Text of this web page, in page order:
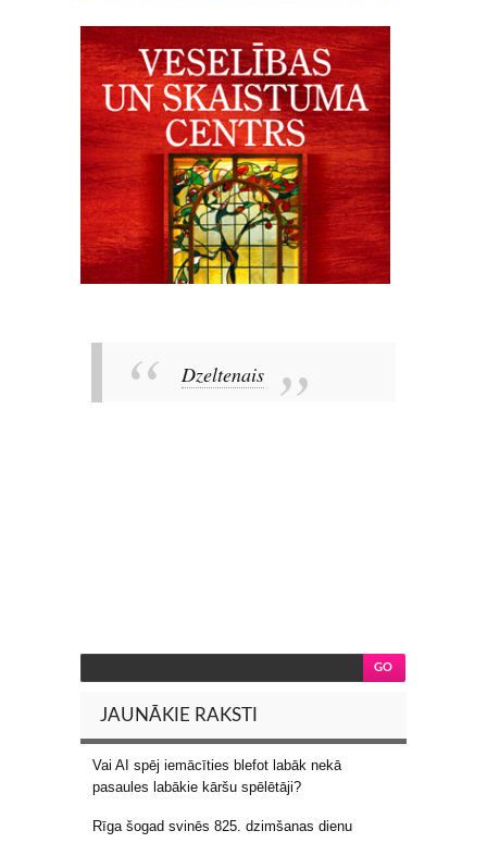
Dzeltenais
JAUNĀKIE RAKSTI
Vai AI spēj iemācīties blefot labāk nekā
pasaules labākie kāršu spēlētāji?
Rīga šogad svinēs 825. dzimšanas dienu